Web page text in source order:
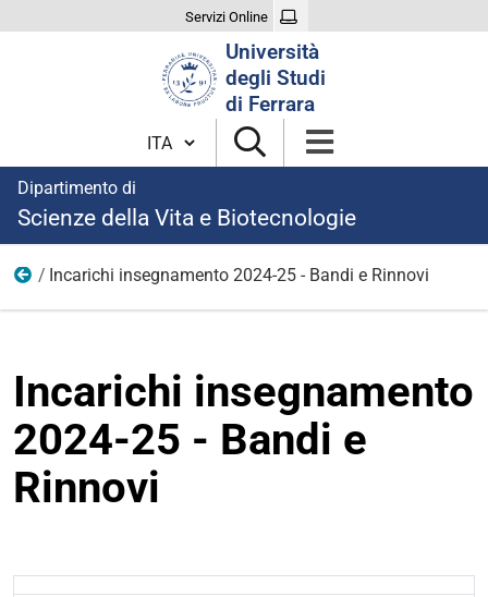
Servizi Online
Università
degli Studi
di Ferrara
Cambia lingua
Dipartimento di
Scienze della Vita e Biotecnologie
2024-25
Incarichi insegnamento 2024-25 - Bandi e Rinnovi
Incarichi insegnamento
2024-25 - Bandi e
Rinnovi